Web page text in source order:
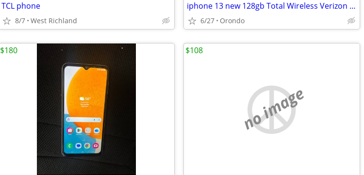
TCL phone
8/7 West Richland
iphone 13 new 128gb Total Wireless Verizon prepaid
6/27 Orondo
$180
no image
$108